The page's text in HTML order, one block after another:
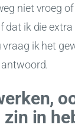
niet vroeg
dat ik die
ik het
zin in